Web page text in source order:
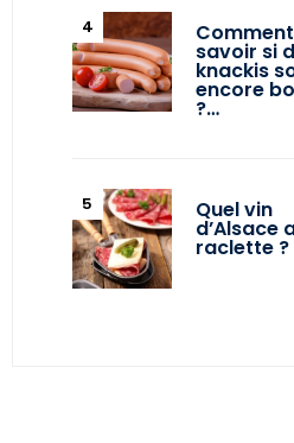
Comment
savoir si
knackis
encore
?…
Quel vin
d’Alsace
raclette ?